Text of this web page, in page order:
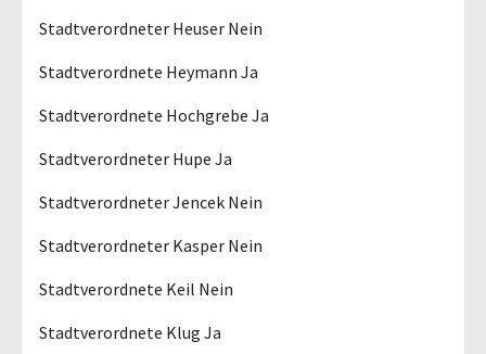
Stadtverordneter Heuser Nein
Stadtverordnete Heymann Ja
Stadtverordnete Hochgrebe Ja
Stadtverordneter Hupe Ja
Stadtverordneter Jencek Nein
Stadtverordneter Kasper Nein
Stadtverordnete Keil Nein
Stadtverordnete Klug Ja